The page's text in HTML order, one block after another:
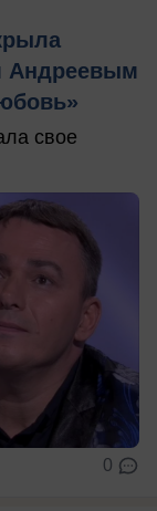
Андреевым
свое
0